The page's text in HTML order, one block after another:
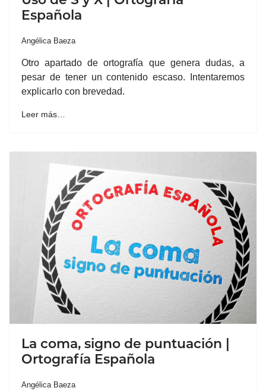
Española
Angélica Baeza
Otro apartado de ortografía que genera dudas, a
pesar de tener un contenido escaso. Intentaremos
explicarlo con brevedad.
Leer más…
La coma, signo de puntuación |
Ortografía Española
Angélica Baeza